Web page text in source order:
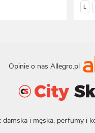
L
Opinie o nas Allegro.pl
i męska, perfumy i